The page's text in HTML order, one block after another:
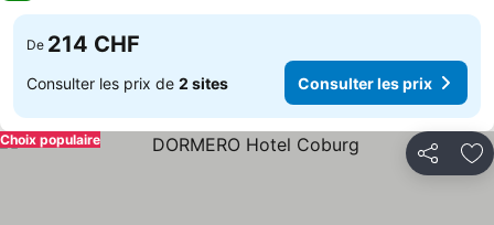
De 214 CHF
Consulter les prix de 2 sites Consulter les prix
Partager
Choix populaire